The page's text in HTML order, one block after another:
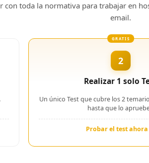
con toda la normativa para trabajar en
email.
2
Realizar 1 solo
Un único Test que cubre los 2
hasta que lo
Probar el test